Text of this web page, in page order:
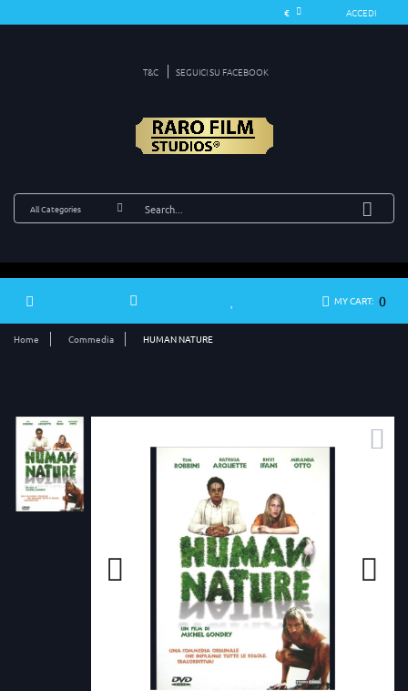
ACCEDI
T&C SEGUICI SU FACEBOOK
MY CART: 0
Home Commedia HUMAN NATURE